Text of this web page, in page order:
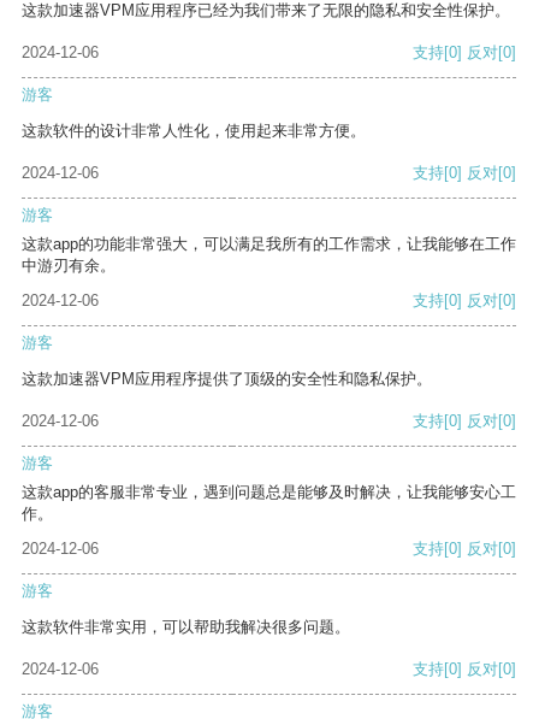
这款加速器VPM应用程序已经为我们带来了无限的隐私和安全性保护。
2024-12-06 支持[0] 反对[0]
游客
这款软件的设计非常人性化，使用起来非常方便。
2024-12-06 支持[0] 反对[0]
游客
这款app的功能非常强大，可以满足我所有的工作需求，让我能够在工作
中游刃有余。
2024-12-06
支持[0] 反对[0]
游客
这款加速器VPM应用程序提供了顶级的安全性和隐私保护。
2024-12-06 支持[0] 反对[0]
游客
这款app的客服非常专业，遇到问题总是能够及时解决，让我能够安心工
作。
2024-12-06
支持[0] 反对[0]
游客
这款软件非常实用，可以帮助我解决很多问题。
2024-12-06 支持[0] 反对[0]
游客